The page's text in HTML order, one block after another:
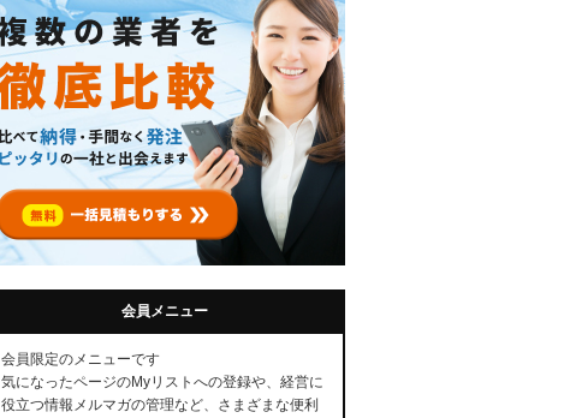
会員メニュー
会員限定のメニューです
気になったページのMyリストへの登録や、経営に
役立つ情報メルマガの管理など、さまざまな便利